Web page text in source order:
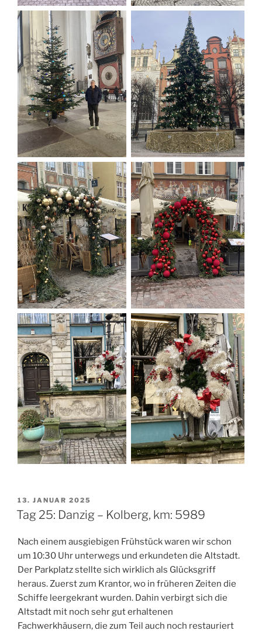
VERÖFFENTLICHT
AM
13. JANUAR 2025
Tag 25: Danzig – Kolberg, km: 5989
Nach einem ausgiebigen Frühstück waren wir schon
um 10:30 Uhr unterwegs und erkundeten die Altstadt.
Der Parkplatz stellte sich wirklich als Glücksgriff
heraus. Zuerst zum Krantor, wo in früheren Zeiten die
Schiffe leergekrant wurden. Dahin verbirgt sich die
Altstadt mit noch sehr gut erhaltenen
Fachwerkhäusern, die zum Teil auch noch restauriert